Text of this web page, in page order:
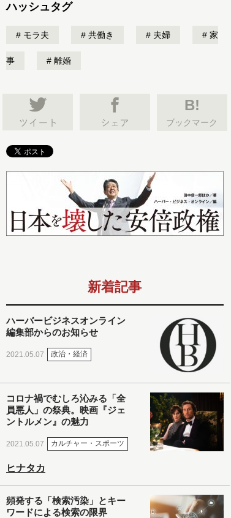
ハッシュタグ
モラ夫 共働き 夫婦 家
事 離婚
B!
ブックマーク
新着記事
ハーバービジネスオンライン
編集部からのお知らせ
2021.05.07 政治・経済
コロナ禍でむしろ沁みる「全
員悪人」の祭典。映画『ジェ
ントルメン』の魅力
2021.05.07 カルチャー・スポーツ
ヒナタカ
頻発する「検索汚染」とキー
ワードによる検索の限界